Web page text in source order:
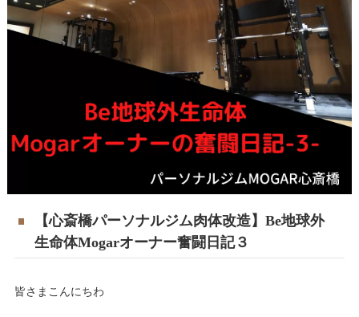
【心斎橋パーソナルジム肉体改造】Be地球外
生命体Mogarオーナー奮闘日記３
皆さまこんにちわ